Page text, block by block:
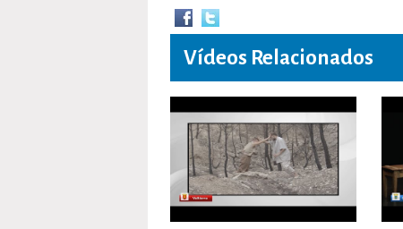
Vídeos Relacionados